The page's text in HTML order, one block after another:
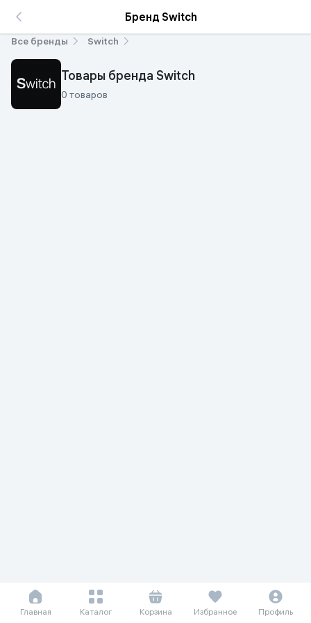
Бренд Switch
Все бренды Switch
Товары бренда Switch
0 товаров
Главная Каталог Корзина Избранное Профиль